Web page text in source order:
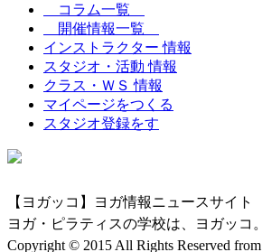
コラム一覧
開催情報一覧
インストラクター 情報
スタジオ・活動 情報
クラス・ＷＳ 情報
マイページをつくる
スタジオ登録をす
【ヨガッコ】ヨガ情報ニュースサイト
ヨガ・ピラティスの学校は、ヨガッコ。
Copyright © 2015 All Rights Reserved from